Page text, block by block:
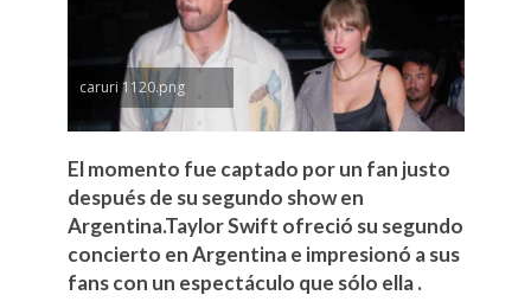
caruri 1120.png
El momento fue captado por un fan justo
después de su segundo show en
Argentina.Taylor Swift ofreció su segundo
concierto en Argentina e impresionó a sus
fans con un espectáculo que sólo ella .